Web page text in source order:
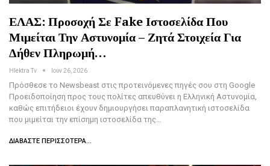
ΕΛΑΣ: Προσοχή Σε Fake Ιστοσελίδα Που
Μιμείται Την Αστυνομία – Ζητά Στοιχεία Για
Δήθεν Πληρωμή…
Hlektra Tv Ιούν 26, 2026
Πρόσθεσε το Newsbeast στις προτεινόμενες πηγές σου στη Google
Προειδοποίηση προς τους πολίτες απευθύνει η Ελληνική Αστυνομία,
καθώς επιτήδειοι έχουν δημιουργήσει παραπλανητική ιστοσελίδα
που μιμείται την επίσημη ιστοσελίδα της…
ΔΙΑΒΆΣΤΕ ΠΕΡΙΣΣΌΤΕΡΑ...